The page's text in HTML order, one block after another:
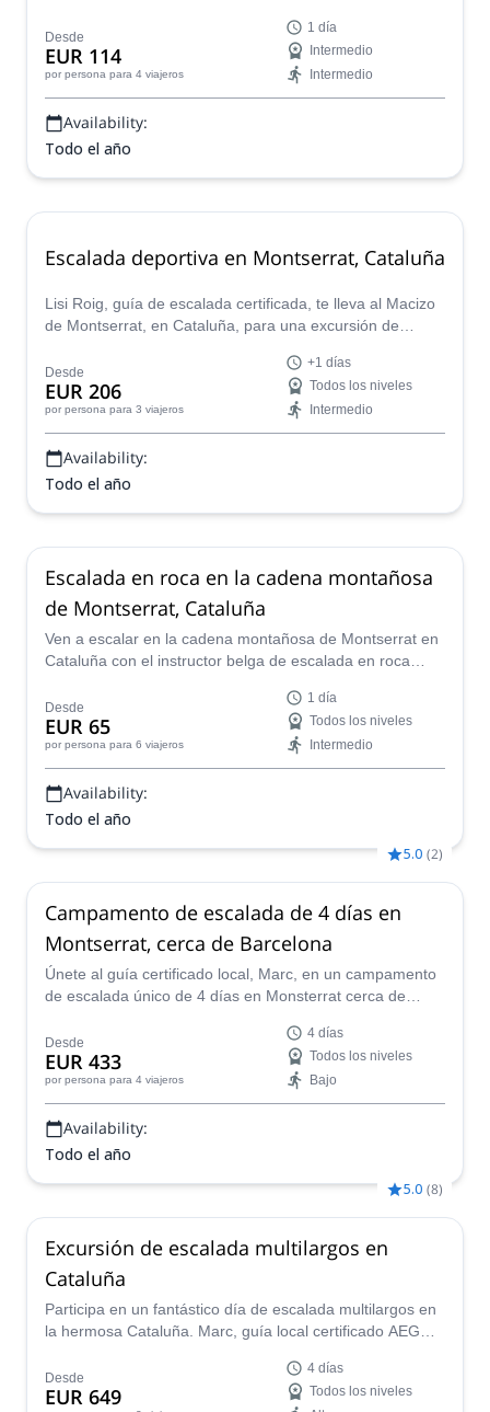
¡Montserrat!
Desde
EUR 114
por persona para 4 viajeros
1 día
Intermedio
Intermedio
Availability:
Todo el año
Escalada deportiva en Montserrat, Cataluña
Lisi Roig, guía de escalada certificada, te lleva al Macizo
de Montserrat, en Cataluña, para una excursión de
Desde
EUR 206
por persona para 3 viajeros
+1 días
Todos los niveles
Intermedio
Availability:
Todo el año
Escalada en roca en la cadena montañosa
de Montserrat, Cataluña
Ven a escalar en la cadena montañosa de Montserrat en
Cataluña con el instructor belga de escalada en roca
de mejor calidad.
Desde
EUR 65
por persona para 6 viajeros
1 día
Todos los niveles
Intermedio
Availability:
Todo el año
5.0 (2)
Campamento de escalada de 4 días en
Montserrat, cerca de Barcelona
Únete al guía certificado local, Marc, en un campamento
de escalada único de 4 días en Monsterrat cerca de
una amplia variedad de opciones de escalada en roca
que incluyen iniciación, multilargo, de gimnasio a roca,
avanzado y programas de campamento multi-disciplina.
Desde
EUR 433
por persona para 4 viajeros
4 días
Todos los niveles
Bajo
Availability:
Todo el año
5.0 (8)
Excursión de escalada multilargos en
Cataluña
Participa en un fantástico día de escalada multilargos en
la hermosa Cataluña. Marc, guía local certificado AEGM,
aventura de escalada disponible todo el año.
Desde
EUR 649
4 días
Todos los niveles